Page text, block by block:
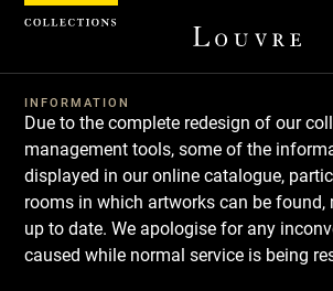
INFORMATION
Due to the complete redesign of our
management tools, some of the
displayed in our online catalogue,
rooms in which artworks can be found,
up to date. We apologise for any
caused while normal service is being
Cookies management panel